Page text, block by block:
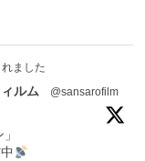
ました
ルム
@sansarofilm